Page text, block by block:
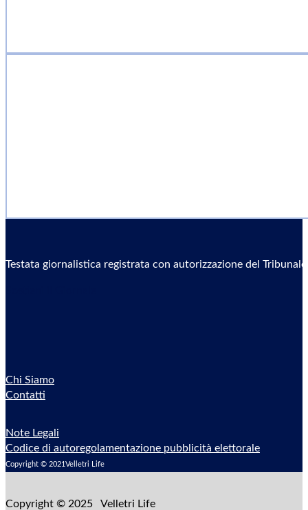
Testata giornalistica registrata con autorizzazione del
Chi Siamo
Contatti
Note Legali
Codice di autoregolamentazione pubblicità elettorale
Copyright © 2021Velletri Life
Copyright © 2025 Velletri Life